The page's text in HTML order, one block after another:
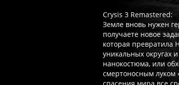
Crysis 3 Remastered:
Земле вновь нужен
получаете новое
которая превратила
уникальных округах
нанокостюма, или
смертоносным луком